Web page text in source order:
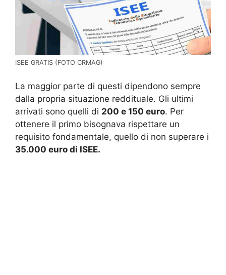
ISEE GRATIS (FOTO CRMAG)
La maggior parte di questi dipendono sempre
dalla propria situazione reddituale. Gli ultimi
arrivati sono quelli di 200 e 150 euro. Per
ottenere il primo bisognava rispettare un
requisito fondamentale, quello di non superare i
35.000 euro di ISEE.